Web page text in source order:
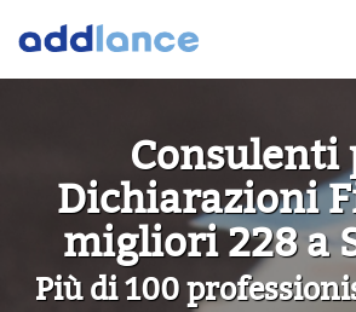
Consulenti
Dichiarazioni
migliori 228 a
Più di 100